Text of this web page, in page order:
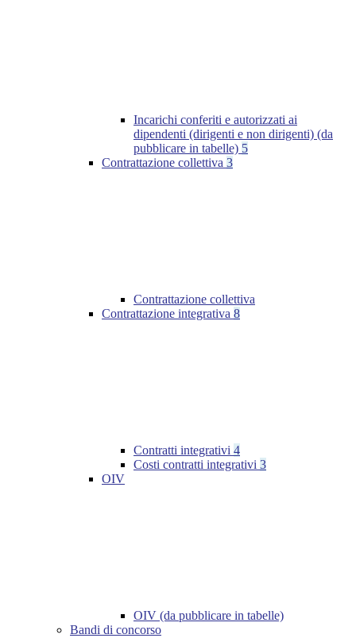
Incarichi conferiti e autorizzati ai
dipendenti (dirigenti e non dirigenti) (da
pubblicare in tabelle) 5
Contrattazione collettiva 3
Contrattazione collettiva
Contrattazione integrativa 8
Contratti integrativi 4
Costi contratti integrativi 3
OIV
OIV (da pubblicare in tabelle)
Bandi di concorso